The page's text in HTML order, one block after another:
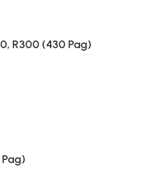
R300 (430 Pag)